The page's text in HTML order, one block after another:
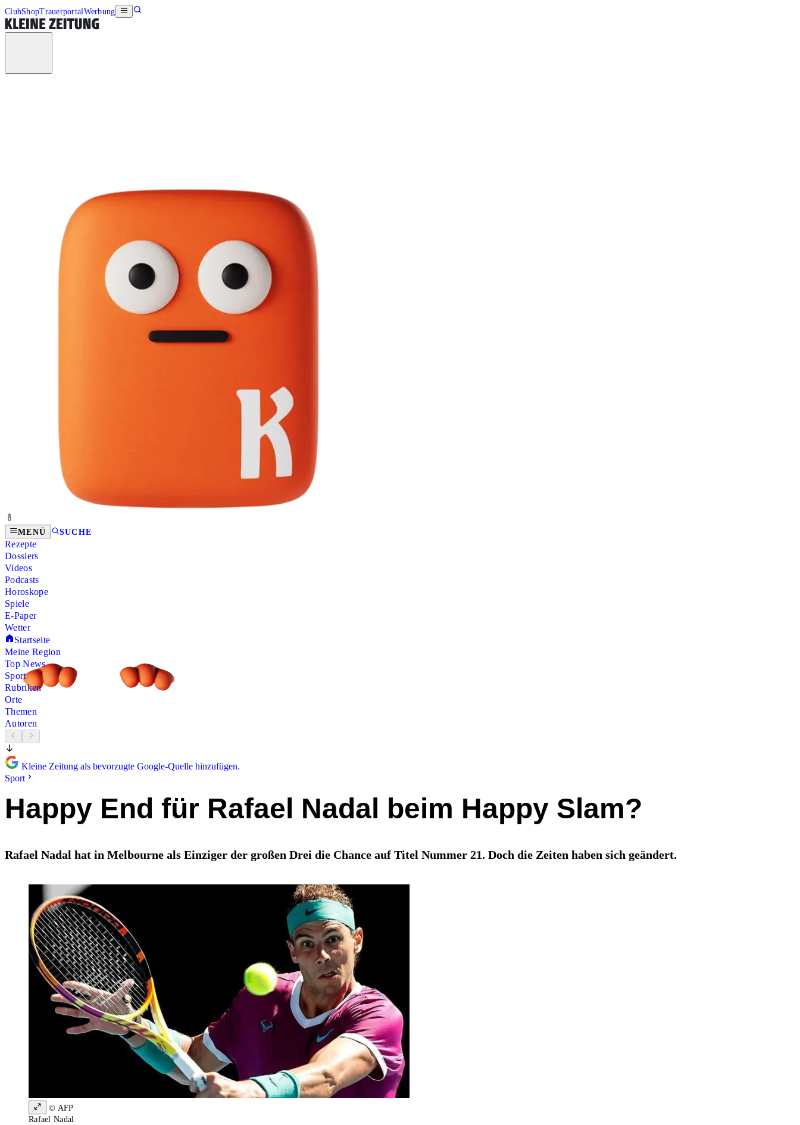
ClubShopTrauerportalWerbung
MENÜ SUCHE
Rezepte
Dossiers
Videos
Podcasts
Horoskope
Spiele
E-Paper
Wetter
Startseite
Meine Region
Top News
Sport
Rubriken
Orte
Themen
Autoren
Kleine Zeitung als bevorzugte Google-Quelle hinzufügen.
Sport
Happy End für Rafael Nadal beim Happy Slam?
Rafael Nadal hat in Melbourne als Einziger der großen Drei die Chance auf Titel Nummer 21. Doch die Zeiten haben sich geändert.
© AFP
Rafael Nadal